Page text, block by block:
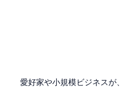
愛好家や小規模ビジネス